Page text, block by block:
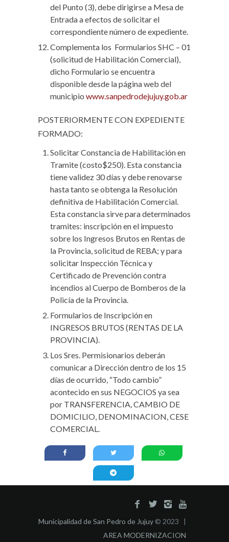
del Punto (3), debe dirigirse a Mesa de
Entrada a efectos de solicitar el
correspondiente número de expediente.
Complementa los Formularios SHC – 01
(solicitud de Habilitación Comercial),
dicho Formulario se encuentra
disponible desde la página web del
municipio www.sanpedrodejujuy.gob.ar
POSTERIORMENTE CON EXPEDIENTE
FORMADO:
Solicitar Constancia de Habilitación en
Tramite (costo$250). Esta constancia
tiene validez 30 días y debe renovarse
hasta tanto se obtenga la Resolución
definitiva de Habilitación Comercial.
Esta constancia sirve para determinados
tramites: inscripción en el impuesto
sobre los Ingresos Brutos en Rentas de
la Provincia, solicitud de REBA; y para
solicitar Inspección Técnica y
Certificado de Prevención contra
incendios al Cuerpo de Bomberos de la
Policía de la Provincia.
Formularios de Inscripción en
INGRESOS BRUTOS (RENTAS DE LA
PROVINCIA).
Los Sres. Permisionarios deberán
comunicar a Dirección dentro de los 15
días de ocurrido, “Todo cambio”
acontecido en sus NEGOCIOS ya sea
por TRANSFERENCIA, CAMBIO DE
DOMICILIO, DENOMINACION, CESE
COMERCIAL.
Municipalidad de San Pedro de Jujuy © 2023 |
AREA MODERNIZACION